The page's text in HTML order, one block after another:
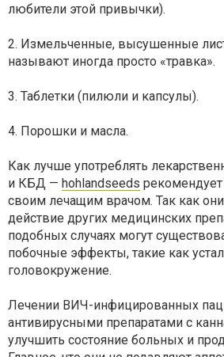
любители этой привычки).
2. Измельченные, высушенные
называют иногда просто «травка».
3. Таблетки (пилюли и капсулы).
4. Порошки и масла.
Как лучше употреблять
и КБД — hohlandseeds рекомендует
своим лечащим врачом. Так как
действие других медицинских
подобных случаях могут
побочные эффекты, такие как
головокружение.
Лечении ВИЧ-инфицированных
антивирусными препаратами с
улучшить состояние больных и